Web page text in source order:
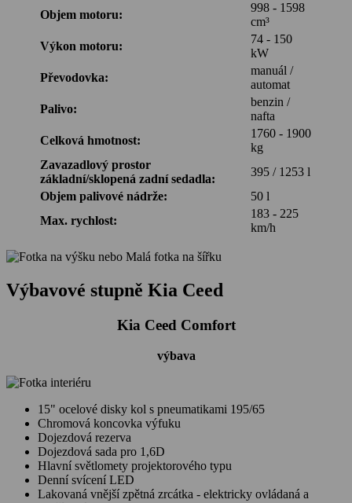
Objem motoru:
998 - 1598
cm³
Výkon motoru:
74 - 150
kW
Převodovka:
manuál /
automat
Palivo:
benzin /
nafta
Celková hmotnost:
1760 - 1900
kg
Zavazadlový prostor
základní/sklopená zadní sedadla:
395 / 1253 l
Objem palivové nádrže:
50 l
Max. rychlost:
183 - 225
km/h
Výbavové stupně Kia Ceed
Kia Ceed Comfort
výbava
15" ocelové disky kol s pneumatikami 195/65
Chromová koncovka výfuku
Dojezdová rezerva
Dojezdová sada pro 1,6D
Hlavní světlomety projektorového typu
Denní svícení LED
Lakovaná vnější zpětná zrcátka - elektricky ovládaná a